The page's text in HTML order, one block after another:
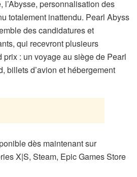
l’Abysse, personnalisation des
totalement inattendu. Pearl Abyss
des candidatures et
qui recevront plusieurs
prix : un voyage au siège de Pearl
billets d’avion et hébergement
dès maintenant sur
X|S, Steam, Epic Games Store